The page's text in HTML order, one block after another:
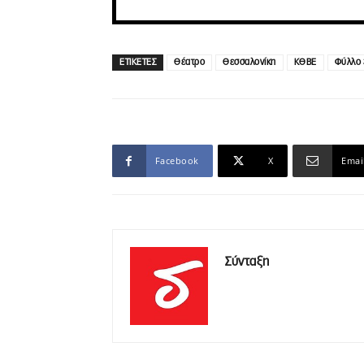
ΕΤΙΚΕΤΕΣ Θέατρο Θεσσαλονίκη ΚΘΒΕ Φύλλο
Facebook X Email
Σύνταξη